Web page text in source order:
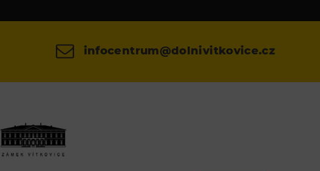
infocentrum@dolnivitkovice.cz